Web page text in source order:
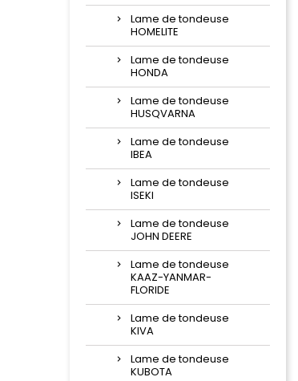
Lame de tondeuse
HOMELITE
Lame de tondeuse
HONDA
Lame de tondeuse
HUSQVARNA
Lame de tondeuse
IBEA
Lame de tondeuse
ISEKI
Lame de tondeuse
JOHN DEERE
Lame de tondeuse
KAAZ-YANMAR-
FLORIDE
Lame de tondeuse
KIVA
Lame de tondeuse
KUBOTA